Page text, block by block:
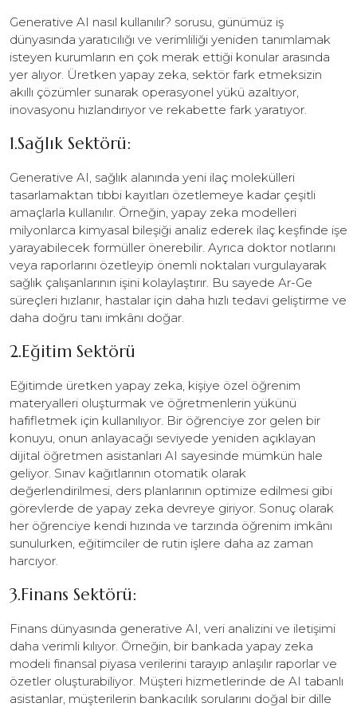
Generative AI nasıl kullanılır? sorusu, günümüz iş
dünyasında yaratıcılığı ve verimliliği yeniden tanımlamak
isteyen kurumların en çok merak ettiği konular arasında
yer alıyor. Üretken yapay zeka, sektör fark etmeksizin
akıllı çözümler sunarak operasyonel yükü azaltıyor,
inovasyonu hızlandırıyor ve rekabette fark yaratıyor.
1.Sağlık Sektörü:
Generative AI, sağlık alanında yeni ilaç molekülleri
tasarlamaktan tıbbi kayıtları özetlemeye kadar çeşitli
amaçlarla kullanılır. Örneğin, yapay zeka modelleri
milyonlarca kimyasal bileşiği analiz ederek ilaç keşfinde işe
yarayabilecek formüller önerebilir. Ayrıca doktor notlarını
veya raporlarını özetleyip önemli noktaları vurgulayarak
sağlık çalışanlarının işini kolaylaştırır. Bu sayede Ar-Ge
süreçleri hızlanır, hastalar için daha hızlı tedavi geliştirme ve
daha doğru tanı imkânı doğar.
2.Eğitim Sektörü
Eğitimde üretken yapay zeka, kişiye özel öğrenim
materyalleri oluşturmak ve öğretmenlerin yükünü
hafifletmek için kullanılıyor. Bir öğrenciye zor gelen bir
konuyu, onun anlayacağı seviyede yeniden açıklayan
dijital öğretmen asistanları AI sayesinde mümkün hale
geliyor. Sınav kağıtlarının otomatik olarak
değerlendirilmesi, ders planlarının optimize edilmesi gibi
görevlerde de yapay zeka devreye giriyor. Sonuç olarak
her öğrenciye kendi hızında ve tarzında öğrenim imkânı
sunulurken, eğitimciler de rutin işlere daha az zaman
harcıyor.
3.Finans Sektörü:
Finans dünyasında generative AI, veri analizini ve iletişimi
daha verimli kılıyor. Örneğin, bir bankada yapay zeka
modeli finansal piyasa verilerini tarayıp anlaşılır raporlar ve
özetler oluşturabiliyor. Müşteri hizmetlerinde de AI tabanlı
asistanlar, müşterilerin bankacılık sorularını doğal bir dille